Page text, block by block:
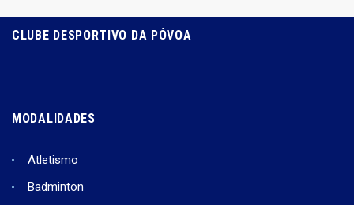
CLUBE DESPORTIVO DA PÓVOA
MODALIDADES
Atletismo
Badminton